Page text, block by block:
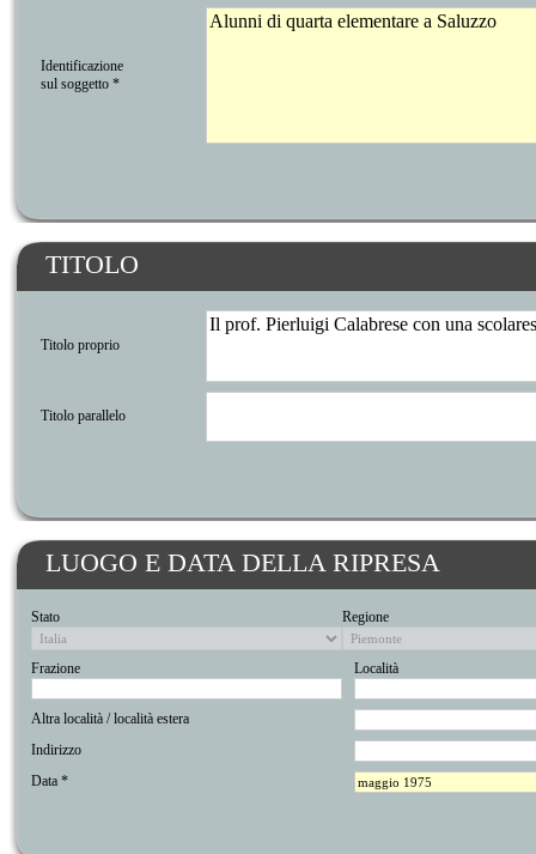
Identificazione
sul soggetto *
TITOLO
Titolo proprio
Titolo parallelo
LUOGO E DATA DELLA RIPRESA
Stato Regione
Frazione Località
Altra località / località estera
Indirizzo
Data *